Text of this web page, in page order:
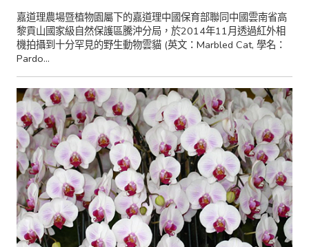
嘉道理農場暨植物園屬下的嘉道理中國保育部聯同中國雲南省高
黎貢山國家級自然保護區騰沖分局，於2014年11月透過紅外相
機拍攝到十分罕見的野生動物雲貓 (英文：Marbled Cat, 學名：
Pardo...